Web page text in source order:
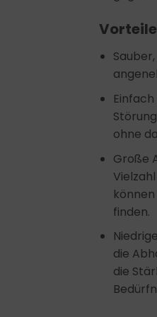
ohne
Große
finden.
die
die